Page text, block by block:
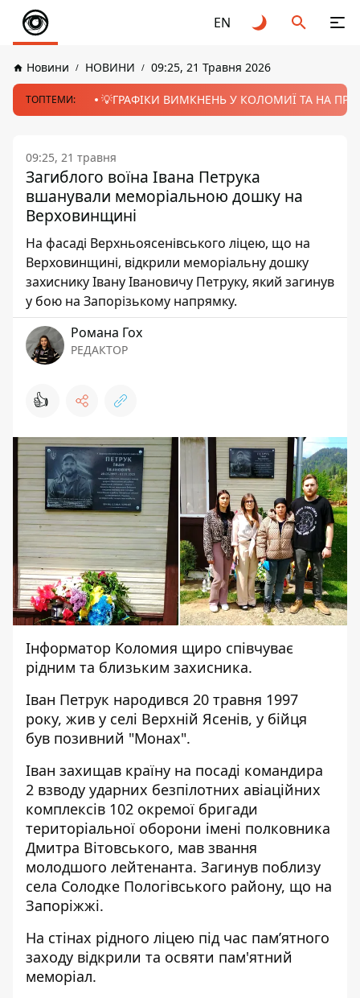
EN
Новини НОВИНИ 09:25, 21 Травня 2026
ТОПТЕМИ: 💡ГРАФІКИ ВИМКНЕНЬ У КОЛОМИЇ ТА НА
09:25, 21 травня
Загиблого воїна Івана Петрука
вшанували меморіальною дошку на
Верховинщині
На фасаді Верхньоясенівського ліцею, що на
Верховинщині, відкрили меморіальну дошку
захиснику Івану Івановичу Петруку, який загинув
у бою на Запорізькому напрямку.
Романа Гох
РЕДАКТОР
👍
Інформатор Коломия щиро співчуває
рідним та близьким захисника.
Іван Петрук народився 20 травня 1997
року, жив у селі Верхній Ясенів, у бійця
був позивний "Монах".
Іван захищав країну на посаді командира
2 взводу ударних безпілотних авіаційних
комплексів 102 окремої бригади
територіальної оборони імені полковника
Дмитра Вітовського, мав звання
молодшого лейтенанта. Загинув поблизу
села Солодке Пологівського району, що на
Запоріжжі.
На стінах рідного ліцею під час пам’ятного
заходу відкрили та освяти пам'ятний
меморіал.